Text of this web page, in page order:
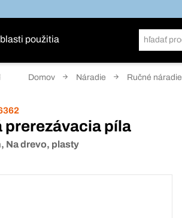
použitia
Domov Náradie Ručné náradie
prerezávacia píla
Na drevo, plasty